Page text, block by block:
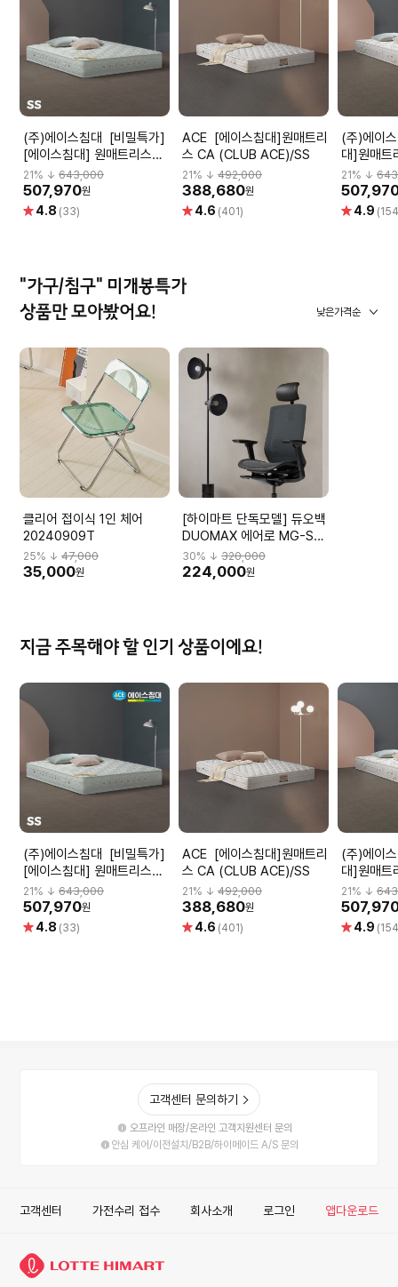
(주)에이스침대 [비밀특가]
[에이스침대] 원매트리스
CA2(CLUB ACE2)/SS(슈
퍼싱글사이즈)
21% ↓ 643,000
507,970원
별 4.8 (33)
ACE [에이스침대]원매트리
스 CA (CLUB ACE)/SS
21% ↓492,000
388,680원
별 4.6 (401)
(주)에이스침대
대]원매
ACE2)/SS
21% ↓
별 4.9
"가구/침구" 미개봉특가
상품만 모아봤어요!
낮은가격순
클리어 접이식 1인 체어
20240909T
25% ↓ 47,000
35,000원
[하이마트 단독모델] 듀오백
DUOMAX 에어로 MG-S-
L2 DBBMGHL3NMBN-
M59BK
30% ↓320,000
224,000원
지금 주목해야 할 인기 상품이에요!
(주)에이스침대 [비밀특가]
[에이스침대] 원매트리스
CA2(CLUB ACE2)/SS(슈
퍼싱글사이즈)
21 % ↓ 643,000
507,970원
별 4.8 (33)
ACE [에이스침대]원매트리
스 CA (CLUB ACE)/SS
21 % ↓492,000
388,680원
별 4.6 (401)
(주)에이스침대
대]원매
ACE2)/SS
21 % ↓
별 4.9
고객센터 문의하기
오프라인 매장/온라인 고객지원센터 문의
안심 케어/이전설치/B2B/하이메이드 A/S 문의
고객센터 가전수리 접수 회사소개 로그인 앱다운로드